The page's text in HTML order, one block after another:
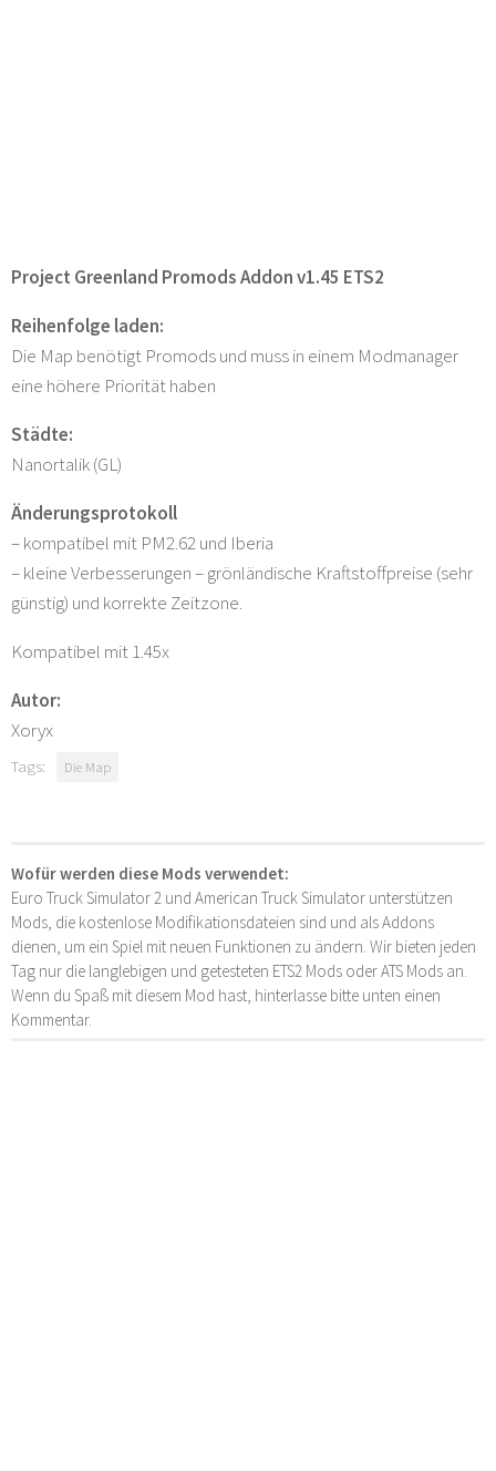
Project Greenland Promods Addon v1.45 ETS2
Reihenfolge laden:
Die Map benötigt Promods und muss in einem Modmanager
eine höhere Priorität haben
Städte:
Nanortalik (GL)
Änderungsprotokoll
– kompatibel mit PM2.62 und Iberia
– kleine Verbesserungen – grönländische Kraftstoffpreise (sehr
günstig) und korrekte Zeitzone.
Kompatibel mit 1.45x
Autor:
Xoryx
Tags: Die Map
Wofür werden diese Mods verwendet:
Euro Truck Simulator 2 und American Truck Simulator unterstützen
Mods, die kostenlose Modifikationsdateien sind und als Addons
dienen, um ein Spiel mit neuen Funktionen zu ändern. Wir bieten jeden
Tag nur die langlebigen und getesteten ETS2 Mods oder ATS Mods an.
Wenn du Spaß mit diesem Mod hast, hinterlasse bitte unten einen
Kommentar.